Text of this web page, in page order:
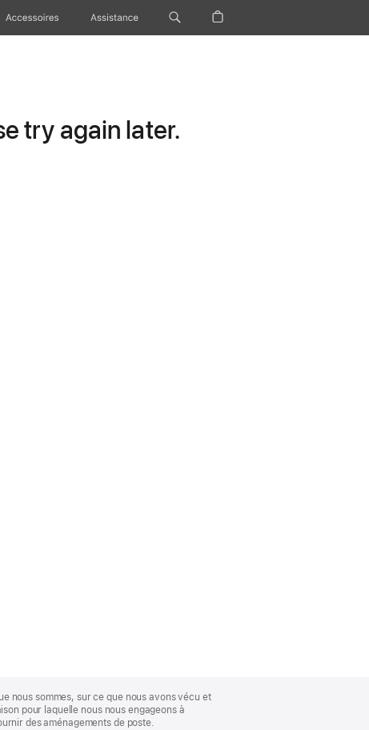
Accessoires Assistance
try again later.
nous sommes, sur ce que nous avons vécu et
pour laquelle nous nous engageons à
des aménagements de poste.